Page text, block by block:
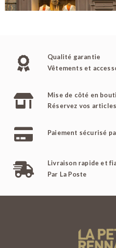
Qualité garantie
Vêtements et
Mise de côté en
Réservez vos
Paiement sécurisé
Livraison rapide et
Par La Poste